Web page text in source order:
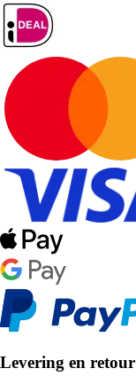
Levering en retour